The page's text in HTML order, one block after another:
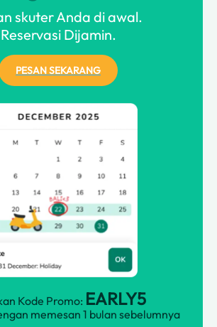
skuter Anda di awal.
Reservasi Dijamin.
PESAN SEKARANG
Kode Promo: EARLY5
memesan 1 bulan sebelumnya